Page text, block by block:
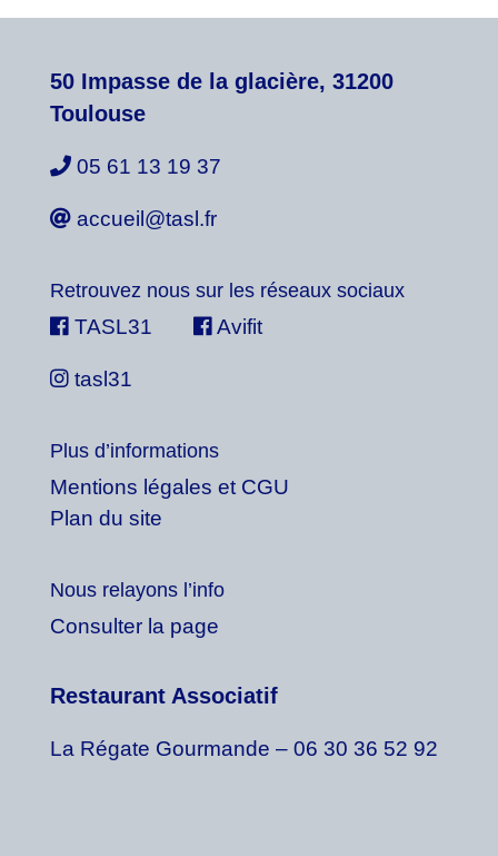
50 Impasse de la glacière, 31200
Toulouse
05 61 13 19 37
accueil@tasl.fr
Retrouvez nous sur les réseaux sociaux
TASL31 Avifit
tasl31
Plus d’informations
Mentions légales et CGU
Plan du site
Nous relayons l’info
Consulter la page
Restaurant Associatif
La Régate Gourmande – 06 30 36 52 92